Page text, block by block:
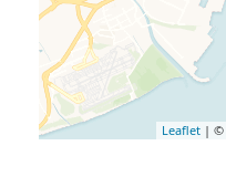
Leaflet | ©